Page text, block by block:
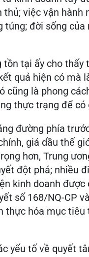
việc vận
túng; đời sống
tại ấy cho thấy
quả hiện có mà
cũng là phong
thực trạng để
đường phía
giá dầu thế
hơn, Trung
đột phá; nhiều
kinh doanh
số 168/NQ-CP
thực hóa mục
yếu tố về quyết